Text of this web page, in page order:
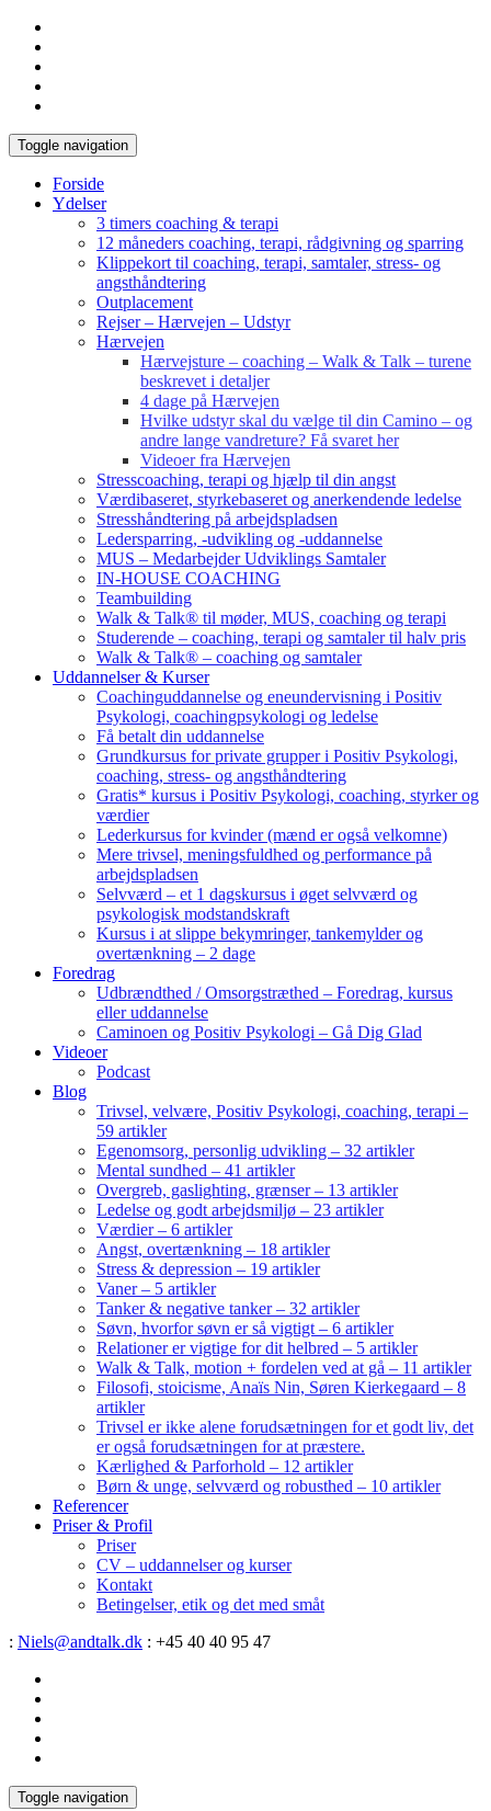
Toggle navigation
Forside
Ydelser
3 timers coaching & terapi
12 måneders coaching, terapi, rådgivning og sparring
Klippekort til coaching, terapi, samtaler, stress- og
angsthåndtering
Outplacement
Rejser – Hærvejen – Udstyr
Hærvejen
Hærvejsture – coaching – Walk & Talk – turene
beskrevet i detaljer
4 dage på Hærvejen
Hvilke udstyr skal du vælge til din Camino – og
andre lange vandreture? Få svaret her
Videoer fra Hærvejen
Stresscoaching, terapi og hjælp til din angst
Værdibaseret, styrkebaseret og anerkendende ledelse
Stresshåndtering på arbejdspladsen
Ledersparring, -udvikling og -uddannelse
MUS – Medarbejder Udviklings Samtaler
IN-HOUSE COACHING
Teambuilding
Walk & Talk® til møder, MUS, coaching og terapi
Studerende – coaching, terapi og samtaler til halv pris
Walk & Talk® – coaching og samtaler
Uddannelser & Kurser
Coachinguddannelse og eneundervisning i Positiv
Psykologi, coachingpsykologi og ledelse
Få betalt din uddannelse
Grundkursus for private grupper i Positiv Psykologi,
coaching, stress- og angsthåndtering
Gratis* kursus i Positiv Psykologi, coaching, styrker og
værdier
Lederkursus for kvinder (mænd er også velkomne)
Mere trivsel, meningsfuldhed og performance på
arbejdspladsen
Selvværd – et 1 dagskursus i øget selvværd og
psykologisk modstandskraft
Kursus i at slippe bekymringer, tankemylder og
overtænkning – 2 dage
Foredrag
Udbrændthed / Omsorgstræthed – Foredrag, kursus
eller uddannelse
Caminoen og Positiv Psykologi – Gå Dig Glad
Videoer
Podcast
Blog
Trivsel, velvære, Positiv Psykologi, coaching, terapi –
59 artikler
Egenomsorg, personlig udvikling – 32 artikler
Mental sundhed – 41 artikler
Overgreb, gaslighting, grænser – 13 artikler
Ledelse og godt arbejdsmiljø – 23 artikler
Værdier – 6 artikler
Angst, overtænkning – 18 artikler
Stress & depression – 19 artikler
Vaner – 5 artikler
Tanker & negative tanker – 32 artikler
Søvn, hvorfor søvn er så vigtigt – 6 artikler
Relationer er vigtige for dit helbred – 5 artikler
Walk & Talk, motion + fordelen ved at gå – 11 artikler
Filosofi, stoicisme, Anaïs Nin, Søren Kierkegaard – 8
artikler
Trivsel er ikke alene forudsætningen for et godt liv, det
er også forudsætningen for at præstere.
Kærlighed & Parforhold – 12 artikler
Børn & unge, selvværd og robusthed – 10 artikler
Referencer
Priser & Profil
Priser
CV – uddannelser og kurser
Kontakt
Betingelser, etik og det med småt
: Niels@andtalk.dk : +45 40 40 95 47
Toggle navigation